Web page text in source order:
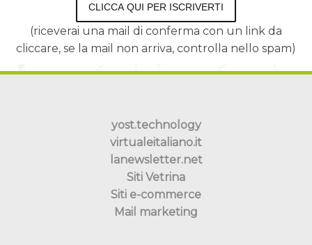
CLICCA QUI PER ISCRIVERTI
(riceverai una mail di conferma con un link da
cliccare, se la mail non arriva, controlla nello spam)
yost.technology
virtualeitaliano.it
lanewsletter.net
Siti Vetrina
Siti e-commerce
Mail marketing